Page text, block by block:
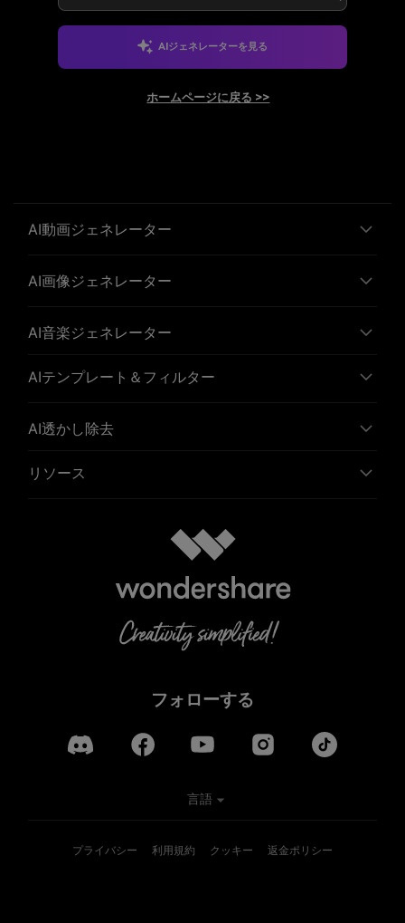
AIジェネレーターを見る
ホームページに戻る >>
フォローする
AI動画ジェネレーター
AI画像ジェネレーター
AI音楽ジェネレーター
AIテンプレート＆フィルター
AI透かし除去
リソース
プライバシー 利用規約 クッキー 返金ポリシー
言語